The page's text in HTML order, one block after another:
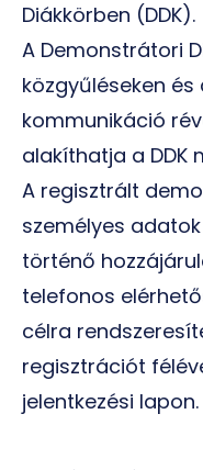
Diákkörben (DDK).
A Demonstrátori
közgyűléseken
kommunikáció
alakíthatja a DDK
A regisztrált
személyes
történő
telefonos
célra
regisztrációt
jelentkezési lapon.